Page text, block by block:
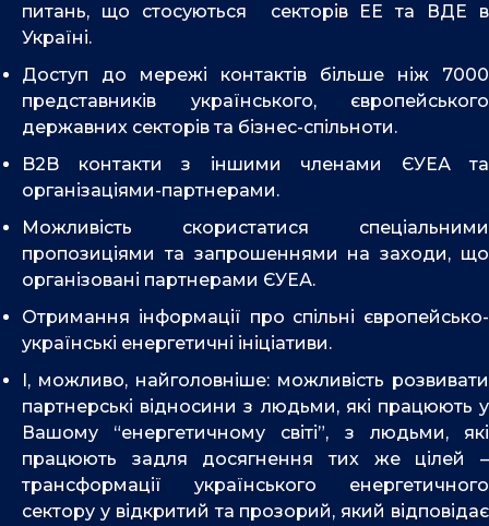
питань, що стосуються секторів ЕЕ та ВДЕ в
Україні.
Доступ до мережі контактів більше ніж 7000
представників українського, європейського
державних секторів та бізнес-спільноти.
B2B контакти з іншими членами ЄУЕА та
організаціями-партнерами.
Можливість скористатися спеціальними
пропозиціями та запрошеннями на заходи, що
організовані партнерами ЄУЕА.
Отримання інформації про спільні європейсько-
українські енергетичні ініціативи.
І, можливо, найголовніше: можливість розвивати
партнерські відносини з людьми, які працюють у
Вашому “енергетичному світі”, з людьми, які
працюють задля досягнення тих же цілей –
трансформації українського енергетичного
сектору у відкритий та прозорий, який відповідає